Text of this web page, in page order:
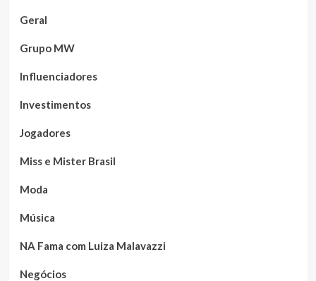
Geral
Grupo MW
Influenciadores
Investimentos
Jogadores
Miss e Mister Brasil
Moda
Música
NA Fama com Luiza Malavazzi
Negócios